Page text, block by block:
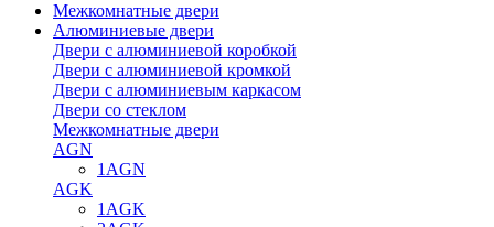
Межкомнатные двери
Алюминиевые двери
Двери с алюминиевой коробкой
Двери с алюминиевой кромкой
Двери с алюминиевым каркасом
Двери со стеклом
Межкомнатные двери
AGN
1AGN
AGK
1AGK